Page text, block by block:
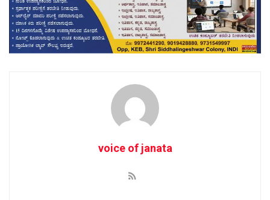
voice of janata